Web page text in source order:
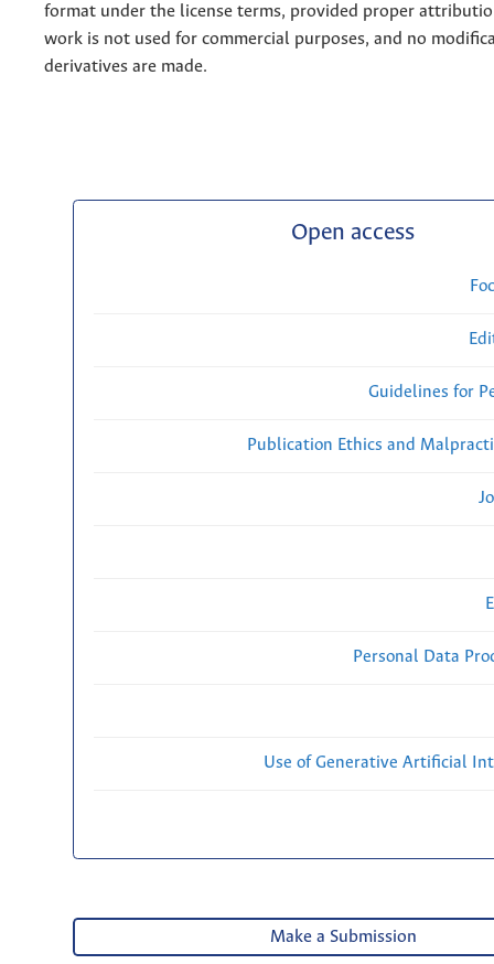
format under the license terms, provided proper
work is not used for commercial purposes, and no
derivatives are made.
Open access
Guidelines for
Publication Ethics and
Personal Data
Use of Generative Artificial
Make a Submission